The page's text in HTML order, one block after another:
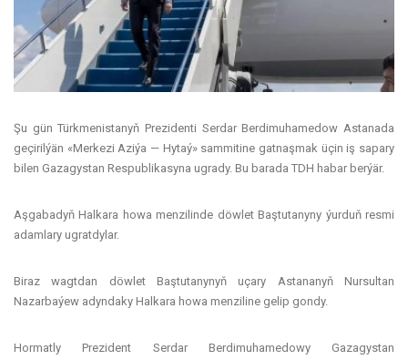
Şu gün Türkmenistanyň Prezidenti Serdar Berdimuhamedow Astanada
geçirilýän «Merkezi Aziýa — Hytaý» sammitine gatnaşmak üçin iş sapary
bilen Gazagystan Respublikasyna ugrady. Bu barada TDH habar berýär.
Aşgabadyň Halkara howa menzilinde döwlet Baştutanyny ýurduň resmi
adamlary ugratdylar.
Biraz wagtdan döwlet Baştutanynyň uçary Astananyň Nursultan
Nazarbaýew adyndaky Halkara howa menziline gelip gondy.
Hormatly Prezident Serdar Berdimuhamedowy Gazagystan